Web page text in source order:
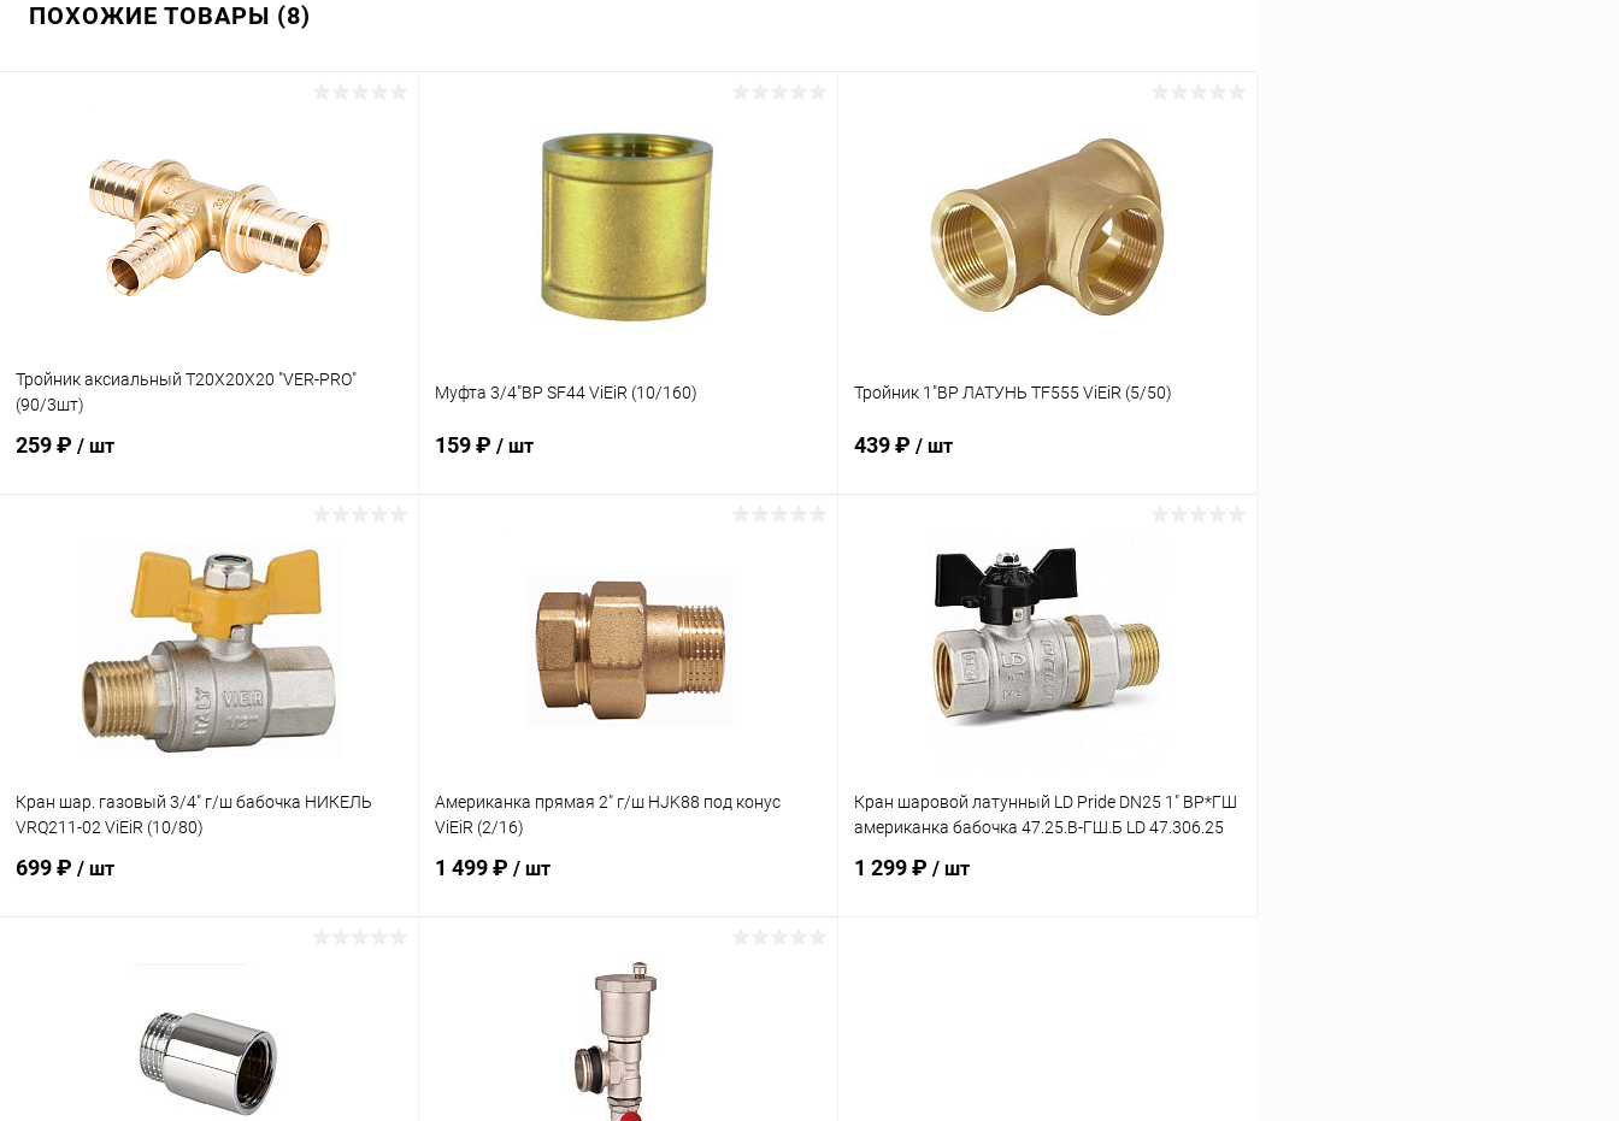
ПОХОЖИЕ ТОВАРЫ (8)
Тройник аксиальный Т20X20X20 "VER-PRO"
(90/3шт)
259 ₽ / шт
Купить в 1 клик К сравнению
В наличии
Муфта 3/4"ВР SF44 ViEiR (10/160)
159 ₽ / шт
Купить в 1 клик К сравнению
В избранное В наличии
Тройник 1"ВР ЛАТУНЬ TF555 ViEiR (5/50)
439 ₽ / шт
В корзину
Купить в 1 клик
В избранное В наличии
Кран шар. газовый 3/4" г/ш бабочка НИКЕЛЬ
VRQ211-02 ViEiR (10/80)
699 ₽ / шт
Купить в 1 клик К сравнению
В наличии
Американка прямая 2" г/ш HJK88 под конус
ViEiR (2/16)
1 499 ₽ / шт
В корзину
Кран шаровой латунный LD Pride DN25 1" ВР*ГШ
американка бабочка 47.25.В-ГШ.Б LD 47.306.25
1 299 ₽ / шт